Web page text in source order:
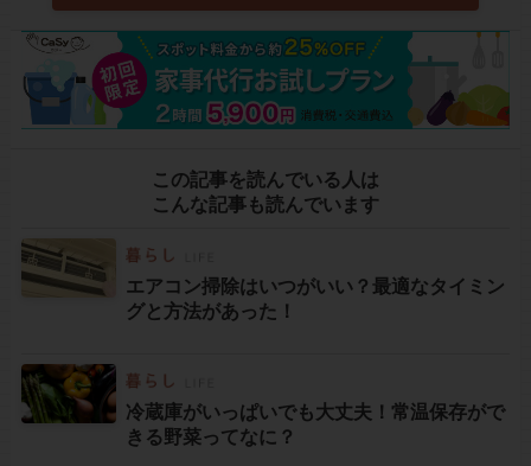
この記事を読んでいる人は
こんな記事も読んでいます
エアコン掃除はいつがいい？最適なタイミン
グと方法があった！
冷蔵庫がいっぱいでも大丈夫！常温保存がで
きる野菜ってなに？